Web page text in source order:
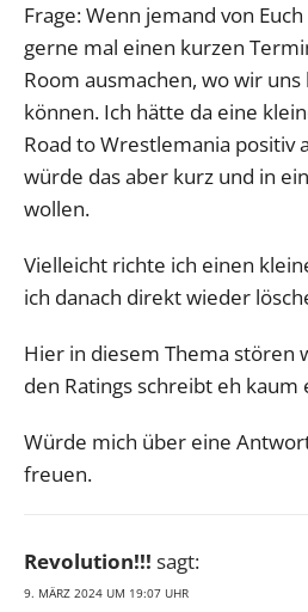
Frage: Wenn jemand von
gerne mal einen kurzen
Room ausmachen, wo wir
können. Ich hätte da eine
Road to Wrestlemania positiv
würde das aber kurz und in
wollen.
Vielleicht richte ich einen
ich danach direkt wieder
Hier in diesem Thema stören
den Ratings schreibt eh kaum
Würde mich über eine
freuen.
Revolution!!! sagt:
9. MÄRZ 2024 UM 19:07 UHR